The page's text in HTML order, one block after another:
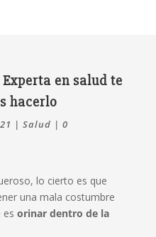
en salud te
hacerlo
| Salud | 0
lo cierto es que
una mala costumbre
es orinar dentro de la